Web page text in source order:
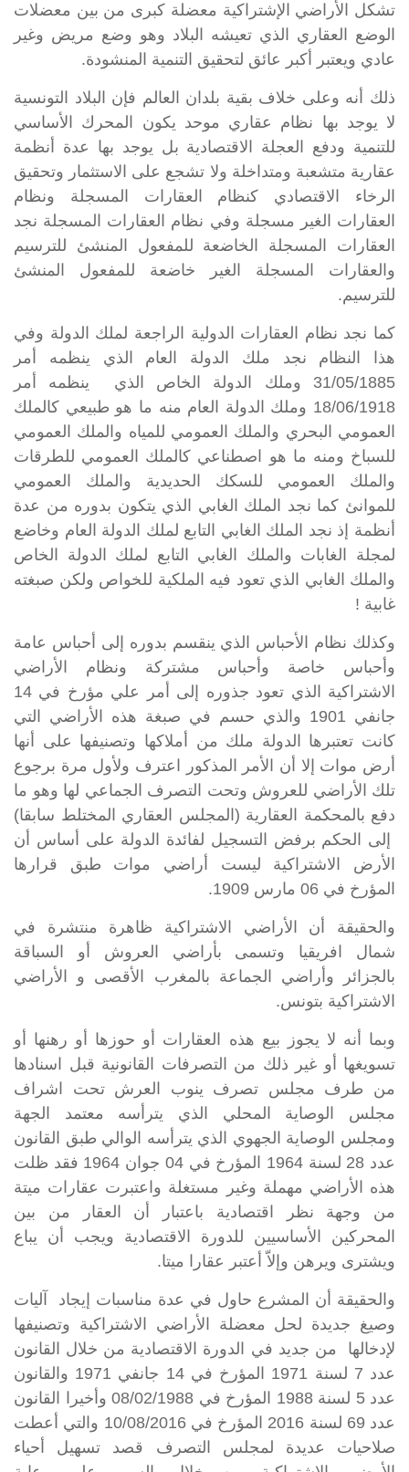
تشكل الأراضي الإشتراكية معضلة كبرى من بين معضلات
الوضع العقاري الذي تعيشه البلاد وهو وضع مريض وغير
عادي ويعتبر أكبر عائق لتحقيق التنمية المنشودة.
ذلك أنه وعلى خلاف بقية بلدان العالم فإن البلاد التونسية
لا يوجد بها نظام عقاري موحد يكون المحرك الأساسي
للتنمية ودفع العجلة الاقتصادية بل يوجد بها عدة أنظمة
عقارية متشعبة ومتداخلة ولا تشجع على الاستثمار وتحقيق
الرخاء الاقتصادي كنظام العقارات المسجلة ونظام
العقارات الغير مسجلة وفي نظام العقارات المسجلة نجد
العقارات المسجلة الخاضعة للمفعول المنشئ للترسيم
والعقارات المسجلة الغير خاضعة للمفعول المنشئ
للترسيم.
كما نجد نظام العقارات الدولية الراجعة لملك الدولة وفي
هذا النظام نجد ملك الدولة العام الذي ينظمه
أمر
31/05/1885 وملك الدولة الخاص الذي ينظمه أمر
18/06/1918 وملك الدولة العام منه ما هو طبيعي كالملك
العمومي البحري والملك العمومي للمياه والملك العمومي
للسباخ ومنه ما هو اصطناعي كالملك العمومي للطرقات
والملك العمومي للسكك الحديدية والملك العمومي
للموانئ كما نجد الملك الغابي الذي يتكون بدوره من عدة
أنظمة إذ نجد الملك الغابي التابع لملك الدولة العام وخاضع
لمجلة الغابات والملك الغابي التابع لملك الدولة الخاص
والملك الغابي الذي تعود فيه الملكية للخواص ولكن صبغته
غابية !
وكذلك نظام الأحباس الذي ينقسم بدوره إلى أحباس عامة
وأحباس خاصة وأحباس مشتركة ونظام الأراضي
الاشتراكية الذي تعود جذوره إلى أمر علي مؤرخ في 14
جانفي 1901 والذي حسم في صبغة هذه الأراضي التي
كانت تعتبرها الدولة ملك من أملاكها وتصنيفها على أنها
أرض موات إلا أن الأمر المذكور اعترف ولأول مرة برجوع
تلك الأراضي للعروش وتحت التصرف الجماعي لها وهو ما
دفع بالمحكمة العقارية (المجلس العقاري المختلط سابقا)
إلى الحكم برفض التسجيل لفائدة الدولة على أساس أن
الأرض الاشتراكية ليست أراضي موات طبق قرارها
المؤرخ في 06 مارس 1909.
والحقيقة أن الأراضي الاشتراكية ظاهرة منتشرة في
شمال افريقيا وتسمى بأراضي العروش أو السباقة
بالجزائر وأراضي الجماعة بالمغرب الأقصى و الأراضي
الاشتراكية بتونس.
وبما أنه لا يجوز بيع هذه العقارات أو حوزها أو رهنها أو
تسويغها أو غير ذلك من التصرفات القانونية قبل اسنادها
من طرف مجلس تصرف ينوب العرش تحت اشراف
مجلس الوصاية المحلي الذي يترأسه معتمد الجهة
ومجلس الوصاية الجهوي الذي يترأسه الوالي طبق
القانون
عدد 28 لسنة 1964 المؤرخ في 04 جوان 1964
فقد ظلت
هذه الأراضي مهملة وغير مستغلة واعتبرت عقارات ميتة
من وجهة نظر اقتصادية باعتبار أن العقار من بين
المحركين الأساسيين للدورة الاقتصادية ويجب أن يباع
ويشترى ويرهن وإلاّ أعتبر عقارا ميتا.
والحقيقة أن المشرع حاول في عدة مناسبات إيجاد آليات
وصيغ جديدة لحل معضلة الأراضي الاشتراكية وتصنيفها
لإدخالها من جديد في الدورة الاقتصادية من خلال
القانون
عدد 7 لسنة 1971 المؤرخ في 14 جانفي 1971
و القانون
عدد 5 لسنة 1988 المؤرخ في 08/02/1988
وأخيرا
القانون
عدد 69 لسنة 2016 المؤرخ في 10/08/2016
والتي أعطت
صلاحيات عديدة لمجلس التصرف قصد تسهيل أحياء